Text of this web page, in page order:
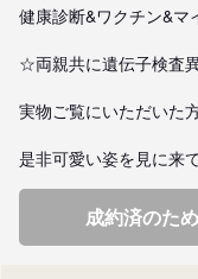
健康診断&ワクチン&マ
☆両親共に遺伝子検査
実物ご覧にいただいた
是非可愛い姿を見に来
成約済のた